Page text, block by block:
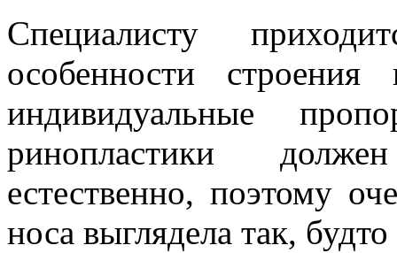
Специалисту
особенности
индивидуальные
ринопластики
естественно, поэтому
носа выглядела так,